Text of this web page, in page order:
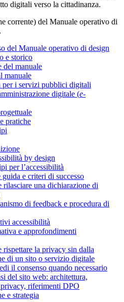
digitali verso la cittadinanza.
corrente) del Manuale operativo di
.
del Manuale operativo di design
e storico
del manuale
manuale
per i servizi pubblici digitali
digitale (e-
pratiche
by design
per l’accessibilità
e criteri di successo
rilasciare una dichiarazione di
di feedback e procedura di
accessibilità
e approfondimenti
rispettare la privacy sin dalla
di un sito o servizio digitale
il consenso quando necessario
del sito web: architettura,
riferimenti DPO
e strategia